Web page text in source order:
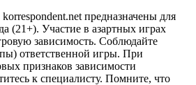
предназначены для
(21+). Участие в азартных играх
зависимость. Соблюдайте
ответственной игры. При
признаков зависимости
к специалисту. Помните, что